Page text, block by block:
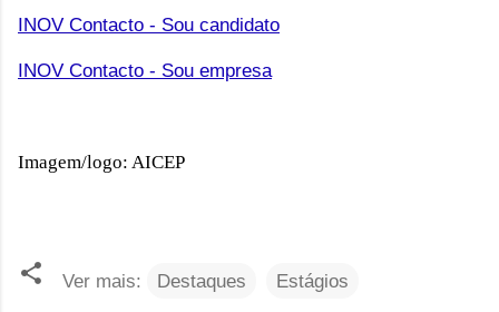
INOV Contacto - Sou candidato
INOV Contacto - Sou empresa
Imagem/logo: AICEP
Ver mais: Destaques Estágios